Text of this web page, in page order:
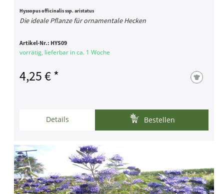
Hyssopus officinalis ssp. aristatus
Die ideale Pflanze für ornamentale Hecken
Artikel-Nr.: HYS09
vorrätig, lieferbar in ca. 1 Woche
4,25 € *
Details Bestellen